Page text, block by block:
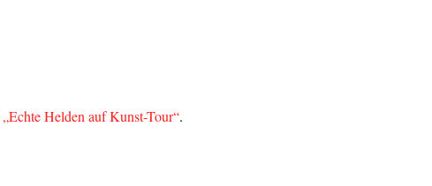
„Echte Helden auf Kunst-Tour“.